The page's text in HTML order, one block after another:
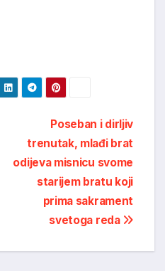
Poseban i dirljiv
trenutak, mlađi brat
odijeva misnicu svome
starijem bratu koji
prima sakrament
svetoga reda